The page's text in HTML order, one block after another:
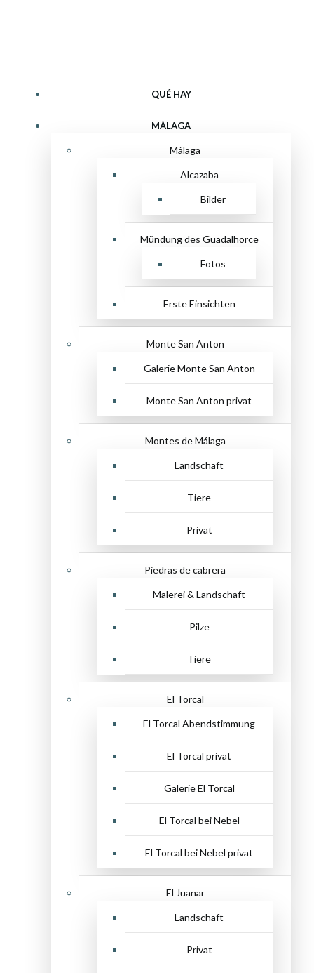
QUÉ HAY
MÁLAGA
Málaga
Alcazaba
Bilder
Mündung des Guadalhorce
Fotos
Erste Einsichten
Monte San Anton
Galerie Monte San Anton
Monte San Anton privat
Montes de Málaga
Landschaft
Tiere
Privat
Piedras de cabrera
Malerei & Landschaft
Pilze
Tiere
El Torcal
El Torcal Abendstimmung
El Torcal privat
Galerie El Torcal
El Torcal bei Nebel
El Torcal bei Nebel privat
El Juanar
Landschaft
Privat